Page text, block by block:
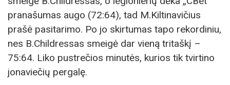
pranašumas augo (72:64), tad M.Kiltinavičius
prašė pasitarimo. Po jo skirtumas tapo rekordiniu,
nes B.Childressas smeigė dar vieną tritaškį –
75:64. Liko pustrečios minutės, kurios tik tvirtino
jonaviečių pergalę.